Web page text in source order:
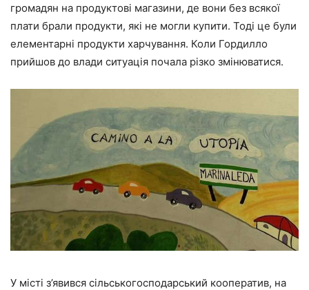
громадян на продуктові магазини, де вони без всякої
плати брали продукти, які не могли купити. Тоді це були
елементарні продукти харчування. Коли Гордилло
прийшов до влади ситуація почала різко змінюватися.
У місті з’явився сільськогосподарський кооператив, на